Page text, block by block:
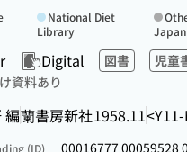
Digital 図書
児童
資料あり
編蘭書房新社1958.11
National Diet
Library
Japan
(ID)
00016777 00059528